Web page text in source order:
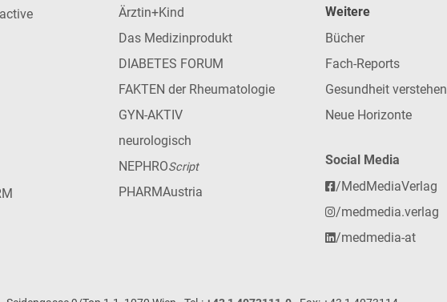
Ärztin+Kind
Das Medizinprodukt
DIABETES FORUM
FAKTEN der Rheumatologie
GYN-AKTIV
neurologisch
NEPHROScript
PHARMAustria
Weitere
Bücher
Fach-Reports
Gesundheit verstehen
Neue Horizonte
Social Media
/MedMediaVerlag
/medmedia.verlag
/medmedia-at